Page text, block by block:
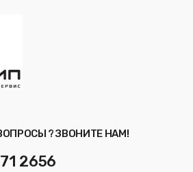
? ЗВОНИТЕ НАМ!
2656